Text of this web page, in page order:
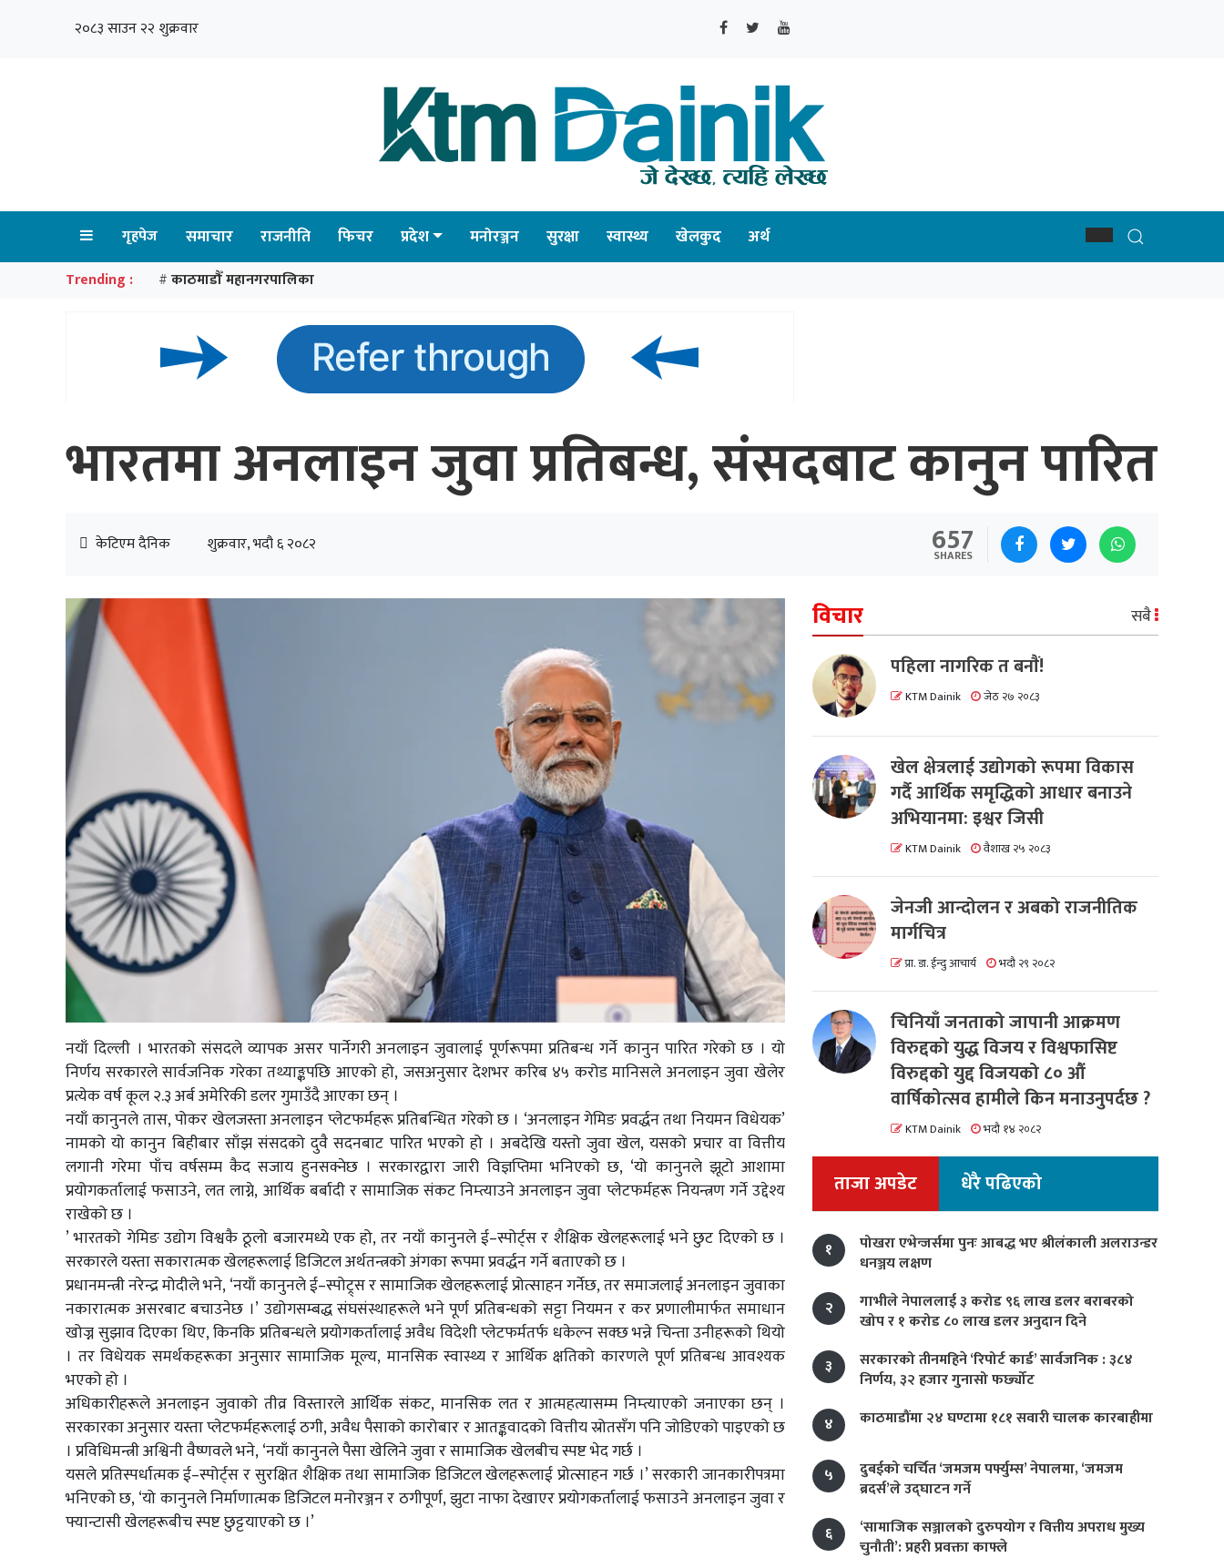
२०८३ साउन २२ शुक्रवार
गृहपेज समाचार राजनीति फिचर प्रदेश मनोरञ्जन सुरक्षा स्वास्थ्य खेलकुद अर्थ
Trending : # काठमाडौँ महानगरपालिका
भारतमा अनलाइन जुवा प्रतिबन्ध, संसदबाट कानुन पारित
केटिएम दैनिक शुक्रवार, भदौ ६ २०८२ 657
SHARES
नयाँ दिल्ली । भारतको संसदले व्यापक असर पार्नेगरी अनलाइन जुवालाई पूर्णरूपमा प्रतिबन्ध गर्ने कानुन पारित गरेको छ । यो
निर्णय सरकारले सार्वजनिक गरेका तथ्याङ्कपछि आएको हो, जसअनुसार देशभर करिब ४५ करोड मानिसले अनलाइन जुवा खेलेर
प्रत्येक वर्ष कूल २.३ अर्ब अमेरिकी डलर गुमाउँदै आएका छन् ।
नयाँ कानुनले तास, पोकर खेलजस्ता अनलाइन प्लेटफर्महरू प्रतिबन्धित गरेको छ । ‘अनलाइन गेमिङ प्रवर्द्धन तथा नियमन विधेयक’
नामको यो कानुन बिहीबार साँझ संसदको दुवै सदनबाट पारित भएको हो । अबदेखि यस्तो जुवा खेल, यसको प्रचार वा वित्तीय
लगानी गरेमा पाँच वर्षसम्म कैद सजाय हुनसक्नेछ । सरकारद्वारा जारी विज्ञप्तिमा भनिएको छ, ‘यो कानुनले झूटो आशामा
प्रयोगकर्तालाई फसाउने, लत लाग्ने, आर्थिक बर्बादी र सामाजिक संकट निम्त्याउने अनलाइन जुवा प्लेटफर्महरू नियन्त्रण गर्ने उद्देश्य
राखेको छ ।
’ भारतको गेमिङ उद्योग विश्वकै ठूलो बजारमध्ये एक हो, तर नयाँ कानुनले ई–स्पोर्ट्स र शैक्षिक खेलहरूलाई भने छुट दिएको छ ।
सरकारले यस्ता सकारात्मक खेलहरूलाई डिजिटल अर्थतन्त्रको अंगका रूपमा प्रवर्द्धन गर्ने बताएको छ ।
प्रधानमन्त्री नरेन्द्र मोदीले भने, ‘नयाँ कानुनले ई–स्पोट्र्स र सामाजिक खेलहरूलाई प्रोत्साहन गर्नेछ, तर समाजलाई अनलाइन जुवाका
नकारात्मक असरबाट बचाउनेछ ।’ उद्योगसम्बद्ध संघसंस्थाहरूले भने पूर्ण प्रतिबन्धको सट्टा नियमन र कर प्रणालीमार्फत समाधान
खोज्न सुझाव दिएका थिए, किनकि प्रतिबन्धले प्रयोगकर्तालाई अवैध विदेशी प्लेटफर्मतर्फ धकेल्न सक्छ भन्ने चिन्ता उनीहरूको थियो
। तर विधेयक समर्थकहरूका अनुसार सामाजिक मूल्य, मानसिक स्वास्थ्य र आर्थिक क्षतिको कारणले पूर्ण प्रतिबन्ध आवश्यक
भएको हो ।
अधिकारीहरूले अनलाइन जुवाको तीव्र विस्तारले आर्थिक संकट, मानसिक लत र आत्महत्यासम्म निम्त्याएको जनाएका छन् ।
सरकारका अनुसार यस्ता प्लेटफर्महरूलाई ठगी, अवैध पैसाको कारोबार र आतङ्कवादको वित्तीय स्रोतसँग पनि जोडिएको पाइएको छ
। प्रविधिमन्त्री अश्विनी वैष्णवले भने, ‘नयाँ कानुनले पैसा खेलिने जुवा र सामाजिक खेलबीच स्पष्ट भेद गर्छ ।
यसले प्रतिस्पर्धात्मक ई–स्पोर्ट्स र सुरक्षित शैक्षिक तथा सामाजिक डिजिटल खेलहरूलाई प्रोत्साहन गर्छ ।’ सरकारी जानकारीपत्रमा
भनिएको छ, ‘यो कानुनले निर्माणात्मक डिजिटल मनोरञ्जन र ठगीपूर्ण, झुटा नाफा देखाएर प्रयोगकर्तालाई फसाउने अनलाइन जुवा र
फ्यान्टासी खेलहरूबीच स्पष्ट छुट्टयाएको छ ।’
विचार सबै
पहिला नागरिक त बनाैं!
KTM Dainik जेठ २७ २०८३
खेल क्षेत्रलाई उद्योगको रूपमा विकास
गर्दै आर्थिक समृद्धिको आधार बनाउने
अभियानमा: इश्वर जिसी
KTM Dainik वैशाख २५ २०८३
जेनजी आन्दोलन र अबको राजनीतिक
मार्गचित्र
प्रा. डा. ईन्दु आचार्य भदौ २९ २०८२
चिनियाँ जनताको जापानी आक्रमण
विरुद्दको युद्ध विजय र विश्वफासिष्ट
विरुद्दको युद्द विजयको ८० औं
वार्षिकोत्सव हामीले किन मनाउनुपर्दछ ?
KTM Dainik भदौ १४ २०८२
ताजा अपडेट धेरै पढिएको
१
पोखरा एभेन्जर्समा पुनः आबद्ध भए श्रीलंकाली अलराउन्डर
धनञ्जय लक्षण
२
गाभीले नेपाललाई ३ करोड ९६ लाख डलर बराबरको
खोप र १ करोड ८० लाख डलर अनुदान दिने
३
सरकारको तीनमहिने ‘रिपोर्ट कार्ड’ सार्वजनिक : ३८४
निर्णय, ३२ हजार गुनासो फर्छ्योट
४
काठमाडौंमा २४ घण्टामा १८१ सवारी चालक कारबाहीमा
५
दुबईको चर्चित ‘जमजम पर्फ्युम्स’ नेपालमा, ‘जमजम
ब्रदर्स’ले उद्घाटन गर्ने
६
‘सामाजिक सञ्जालको दुरुपयोग र वित्तीय अपराध मुख्य
चुनौती’: प्रहरी प्रवक्ता काफ्ले